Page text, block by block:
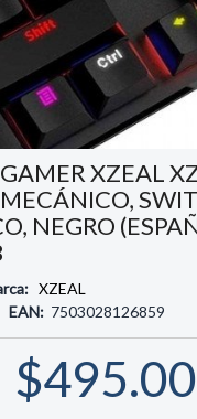
XZEAL
NEGRO
XZEAL
EAN: 7503028126859
$495.00